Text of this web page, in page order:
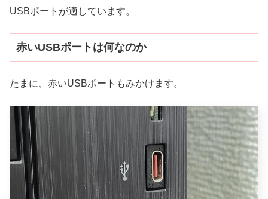
USBポートが適しています。
赤いUSBポートは何なのか
たまに、赤いUSBポートもみかけます。